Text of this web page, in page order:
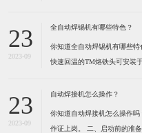
警灯、空气开关、开关电源、
23
2023-09
全自动焊锡机有哪些特色？
你知道全自动焊锡机有哪些特
快速回温的TM烙铁头可安装
的细微变化。（1）六秒钟之
23
2023-09
自动焊接机怎么操作？
你知道自动焊接机怎么操作
作证上岗。 ​二、启动前的准